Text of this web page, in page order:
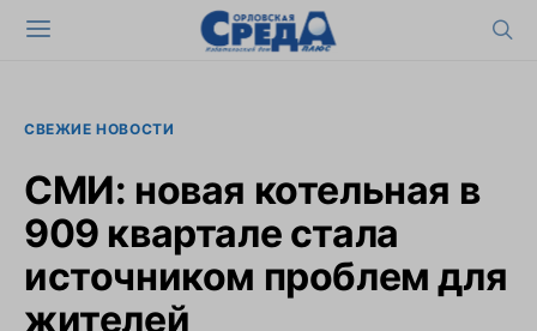
СВЕЖИЕ НОВОСТИ
СМИ: новая котельная в
909 квартале стала
источником проблем для
жителей